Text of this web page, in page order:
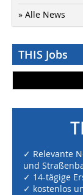
» Alle News
THIS Jobs
✓ Relevante
und
✓ 14-tägige
✓ kostenlos